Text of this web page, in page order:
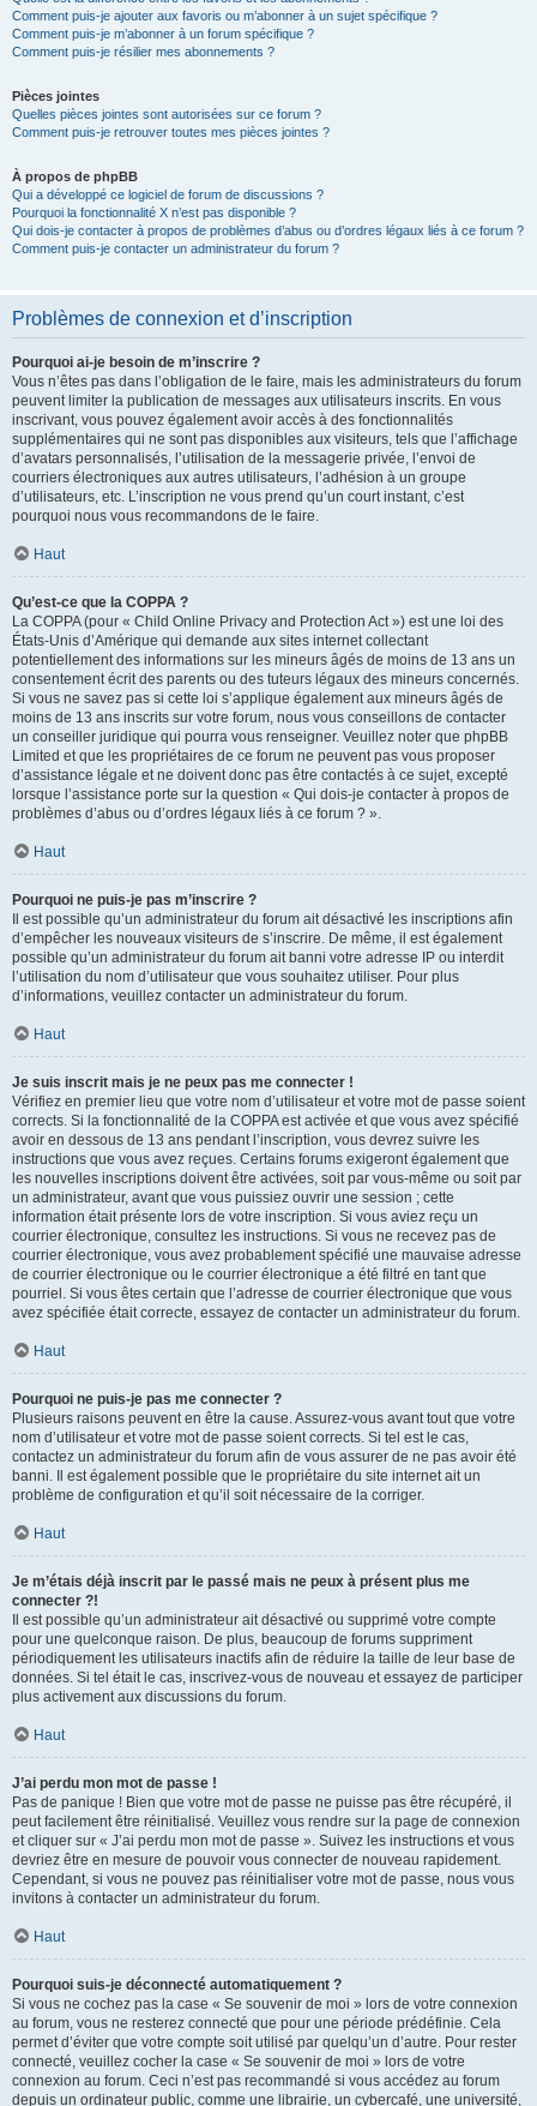
Comment puis-je ajouter aux favoris ou m’abonner à un sujet spécifique ?
Comment puis-je m’abonner à un forum spécifique ?
Comment puis-je résilier mes abonnements ?
Pièces jointes
Quelles pièces jointes sont autorisées sur ce forum ?
Comment puis-je retrouver toutes mes pièces jointes ?
À propos de phpBB
Qui a développé ce logiciel de forum de discussions ?
Pourquoi la fonctionnalité X n’est pas disponible ?
Qui dois-je contacter à propos de problèmes d’abus ou d’ordres légaux liés à ce forum ?
Comment puis-je contacter un administrateur du forum ?
Problèmes de connexion et d’inscription
Pourquoi ai-je besoin de m’inscrire ?
Vous n’êtes pas dans l’obligation de le faire, mais les administrateurs du forum
peuvent limiter la publication de messages aux utilisateurs inscrits. En vous
inscrivant, vous pouvez également avoir accès à des fonctionnalités
supplémentaires qui ne sont pas disponibles aux visiteurs, tels que l’affichage
d’avatars personnalisés, l’utilisation de la messagerie privée, l’envoi de
courriers électroniques aux autres utilisateurs, l’adhésion à un groupe
d’utilisateurs, etc. L’inscription ne vous prend qu’un court instant, c’est
pourquoi nous vous recommandons de le faire.
Haut
Qu’est-ce que la COPPA ?
La COPPA (pour « Child Online Privacy and Protection Act ») est une loi des
États-Unis d’Amérique qui demande aux sites internet collectant
potentiellement des informations sur les mineurs âgés de moins de 13 ans un
consentement écrit des parents ou des tuteurs légaux des mineurs concernés.
Si vous ne savez pas si cette loi s’applique également aux mineurs âgés de
moins de 13 ans inscrits sur votre forum, nous vous conseillons de contacter
un conseiller juridique qui pourra vous renseigner. Veuillez noter que phpBB
Limited et que les propriétaires de ce forum ne peuvent pas vous proposer
d’assistance légale et ne doivent donc pas être contactés à ce sujet, excepté
lorsque l’assistance porte sur la question « Qui dois-je contacter à propos de
problèmes d’abus ou d’ordres légaux liés à ce forum ? ».
Haut
Pourquoi ne puis-je pas m’inscrire ?
Il est possible qu’un administrateur du forum ait désactivé les inscriptions afin
d’empêcher les nouveaux visiteurs de s’inscrire. De même, il est également
possible qu’un administrateur du forum ait banni votre adresse IP ou interdit
l’utilisation du nom d’utilisateur que vous souhaitez utiliser. Pour plus
d’informations, veuillez contacter un administrateur du forum.
Haut
Je suis inscrit mais je ne peux pas me connecter !
Vérifiez en premier lieu que votre nom d’utilisateur et votre mot de passe soient
corrects. Si la fonctionnalité de la COPPA est activée et que vous avez spécifié
avoir en dessous de 13 ans pendant l’inscription, vous devrez suivre les
instructions que vous avez reçues. Certains forums exigeront également que
les nouvelles inscriptions doivent être activées, soit par vous-même ou soit par
un administrateur, avant que vous puissiez ouvrir une session ; cette
information était présente lors de votre inscription. Si vous aviez reçu un
courrier électronique, consultez les instructions. Si vous ne recevez pas de
courrier électronique, vous avez probablement spécifié une mauvaise adresse
de courrier électronique ou le courrier électronique a été filtré en tant que
pourriel. Si vous êtes certain que l’adresse de courrier électronique que vous
avez spécifiée était correcte, essayez de contacter un administrateur du forum.
Haut
Pourquoi ne puis-je pas me connecter ?
Plusieurs raisons peuvent en être la cause. Assurez-vous avant tout que votre
nom d’utilisateur et votre mot de passe soient corrects. Si tel est le cas,
contactez un administrateur du forum afin de vous assurer de ne pas avoir été
banni. Il est également possible que le propriétaire du site internet ait un
problème de configuration et qu’il soit nécessaire de la corriger.
Haut
Je m’étais déjà inscrit par le passé mais ne peux à présent plus me
connecter ?!
Il est possible qu’un administrateur ait désactivé ou supprimé votre compte
pour une quelconque raison. De plus, beaucoup de forums suppriment
périodiquement les utilisateurs inactifs afin de réduire la taille de leur base de
données. Si tel était le cas, inscrivez-vous de nouveau et essayez de participer
plus activement aux discussions du forum.
Haut
J’ai perdu mon mot de passe !
Pas de panique ! Bien que votre mot de passe ne puisse pas être récupéré, il
peut facilement être réinitialisé. Veuillez vous rendre sur la page de connexion
et cliquer sur « J’ai perdu mon mot de passe ». Suivez les instructions et vous
devriez être en mesure de pouvoir vous connecter de nouveau rapidement.
Cependant, si vous ne pouvez pas réinitialiser votre mot de passe, nous vous
invitons à contacter un administrateur du forum.
Haut
Pourquoi suis-je déconnecté automatiquement ?
Si vous ne cochez pas la case « Se souvenir de moi » lors de votre connexion
au forum, vous ne resterez connecté que pour une période prédéfinie. Cela
permet d’éviter que votre compte soit utilisé par quelqu’un d’autre. Pour rester
connecté, veuillez cocher la case « Se souvenir de moi » lors de votre
connexion au forum. Ceci n’est pas recommandé si vous accédez au forum
depuis un ordinateur public, comme une librairie, un cybercafé, une université,